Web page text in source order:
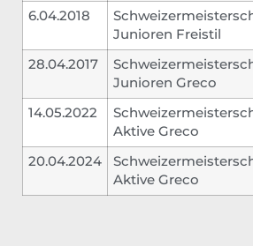
6.04.2018
Junioren Freistil
28.04.2017
Junioren Greco
14.05.2022
Aktive Greco
20.04.2024
Aktive Greco